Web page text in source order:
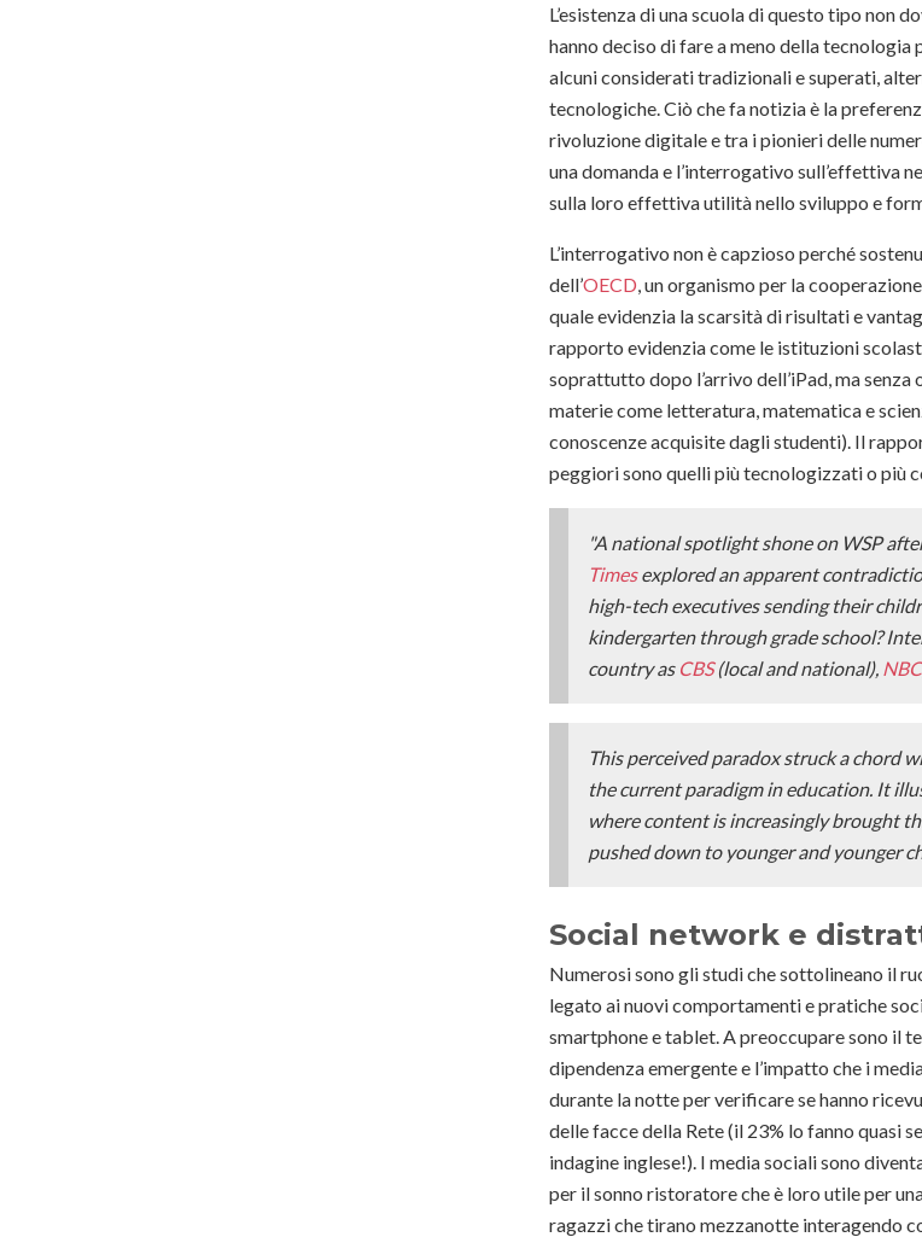
L’esistenza di una scuola di questo tipo non
hanno deciso di fare a meno della
alcuni considerati tradizionali e superati,
tecnologiche. Ciò che fa notizia è la
rivoluzione digitale e tra i pionieri delle
una domanda e l’interrogativo sull’effettiva
sulla loro effettiva utilità nello sviluppo e
L’interrogativo non è capzioso perché
dell’OECD , un organismo per la
quale evidenzia la scarsità di risultati e
rapporto evidenzia come le istituzioni
soprattutto dopo l’arrivo dell’iPad, ma
materie come letteratura, matematica e
conoscenze acquisite dagli studenti). Il
peggiori sono quelli più tecnologizzati o più
"A national spotlight shone on WSP
Timesexplored an apparent
high-tech executives sending their
kindergarten through grade school?
country as CBS(local and national), NBC
This perceived paradox struck a chord
the current paradigm in education. It
where content is increasingly brought
pushed down to younger and younger
Social network e
Numerosi sono gli studi che sottolineano il
legato ai nuovi comportamenti e pratiche
smartphone e tablet. A preoccupare sono il
dipendenza emergente e l’impatto che i
durante la notte per verificare se hanno
delle facce della Rete (il 23% lo fanno quasi
indagine inglese!). I media sociali sono
per il sonno ristoratore che è loro utile per
ragazzi che tirano mezzanotte interagendo